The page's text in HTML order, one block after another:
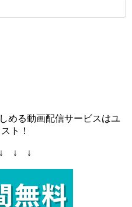
める動画配信サービスはユ
ト！
↓ ↓